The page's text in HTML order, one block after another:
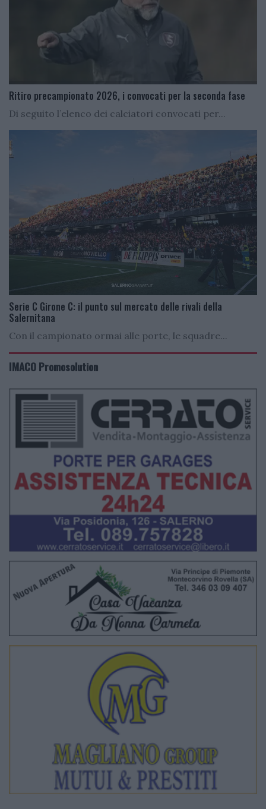
Ritiro precampionato 2026, i convocati per la seconda fase
Di seguito l’elenco dei calciatori convocati per...
Serie C Girone C: il punto sul mercato delle rivali della
Salernitana
Con il campionato ormai alle porte, le squadre...
IMACO Promosolution